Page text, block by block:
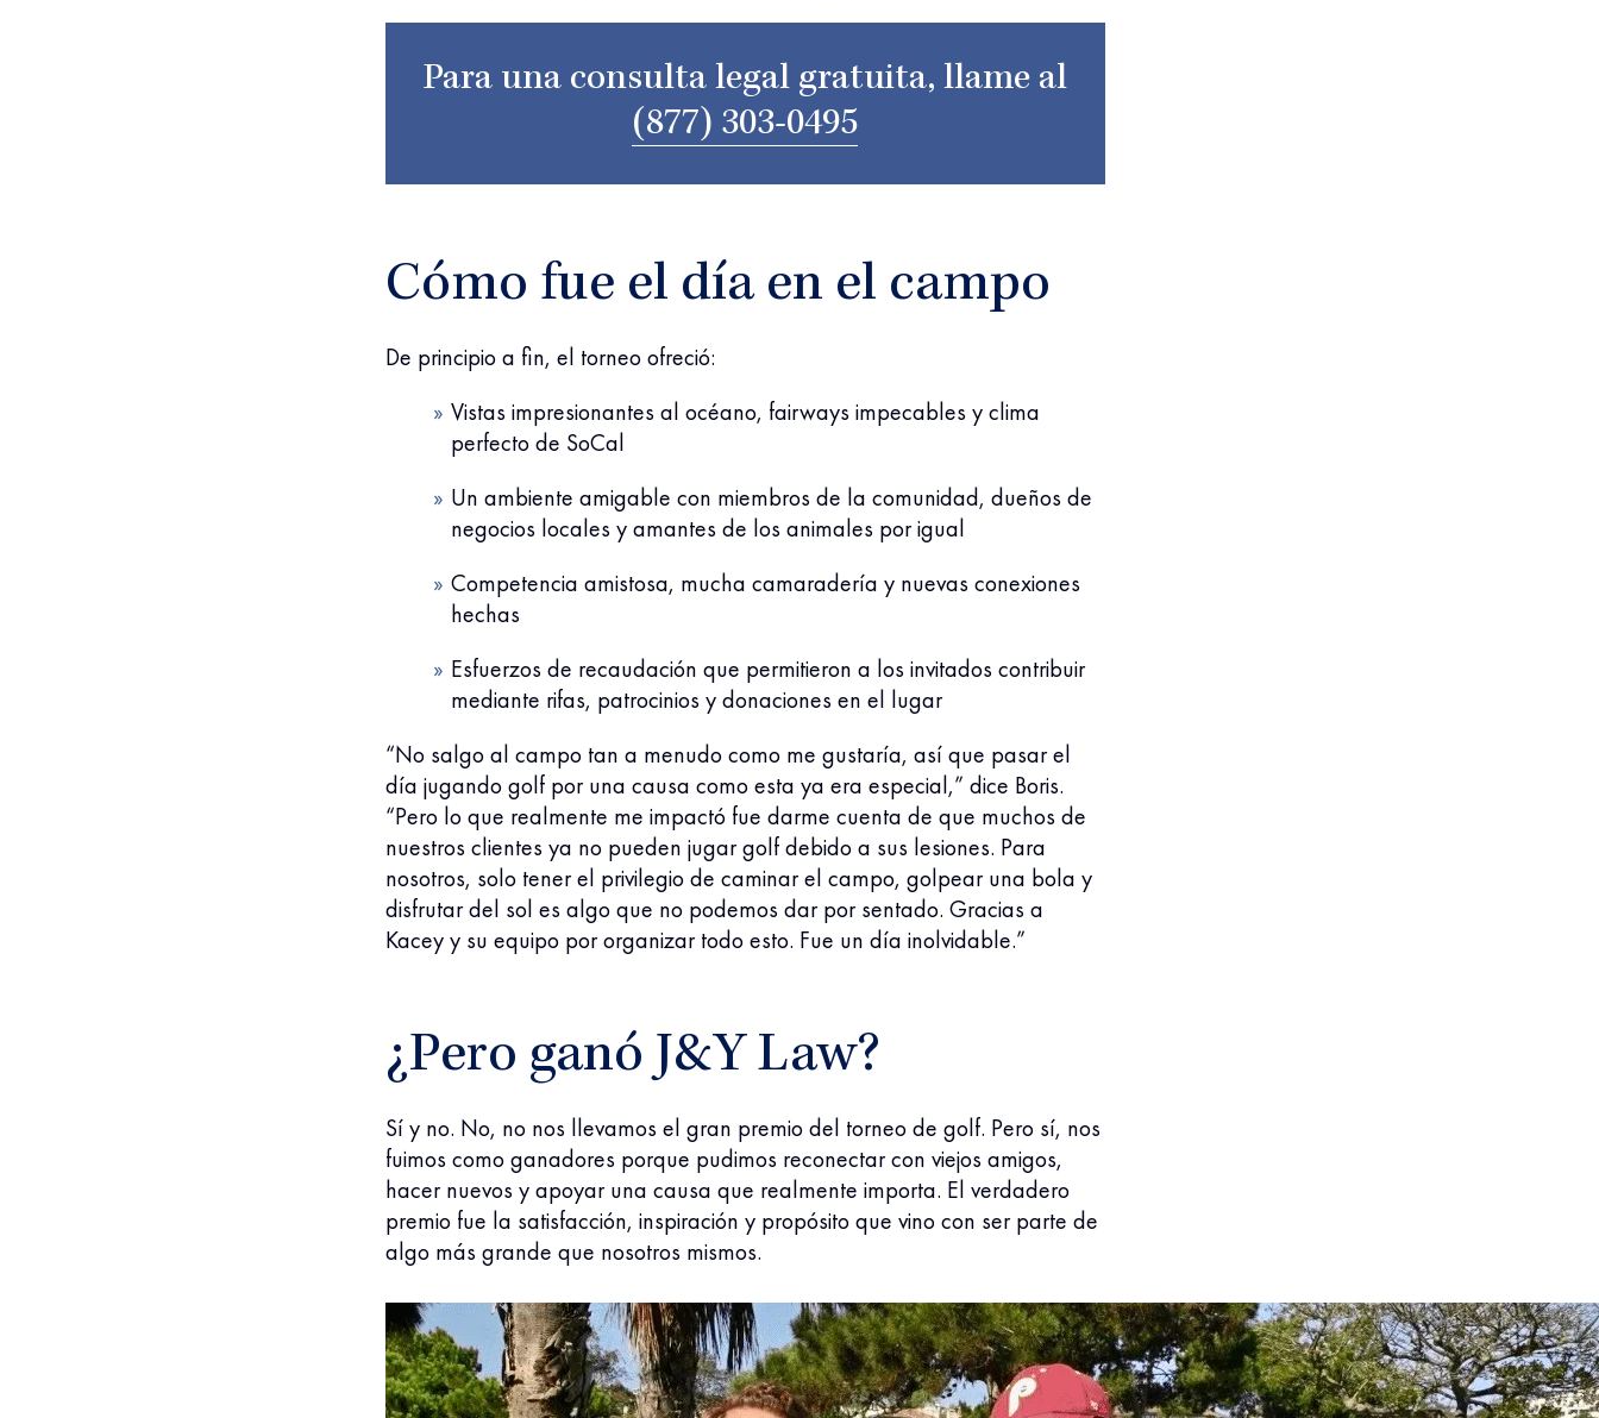
Para una consulta legal gratuita, llame al
(877) 303-0495
Cómo fue el día en el campo
De principio a fin, el torneo ofreció:
Vistas impresionantes al océano, fairways impecables y clima
perfecto de SoCal
Un ambiente amigable con miembros de la comunidad, dueños de
negocios locales y amantes de los animales por igual
Competencia amistosa, mucha camaradería y nuevas conexiones
hechas
Esfuerzos de recaudación que permitieron a los invitados contribuir
mediante rifas, patrocinios y donaciones en el lugar
“No salgo al campo tan a menudo como me gustaría, así que pasar el
día jugando golf por una causa como esta ya era especial,” dice Boris.
“Pero lo que realmente me impactó fue darme cuenta de que muchos de
nuestros clientes ya no pueden jugar golf debido a sus lesiones. Para
nosotros, solo tener el privilegio de caminar el campo, golpear una bola y
disfrutar del sol es algo que no podemos dar por sentado. Gracias a
Kacey y su equipo por organizar todo esto. Fue un día inolvidable.”
¿Pero ganó J&Y Law?
Sí y no. No, no nos llevamos el gran premio del torneo de golf. Pero sí, nos
fuimos como ganadores porque pudimos reconectar con viejos amigos,
hacer nuevos y apoyar una causa que realmente importa. El verdadero
premio fue la satisfacción, inspiración y propósito que vino con ser parte de
algo más grande que nosotros mismos.